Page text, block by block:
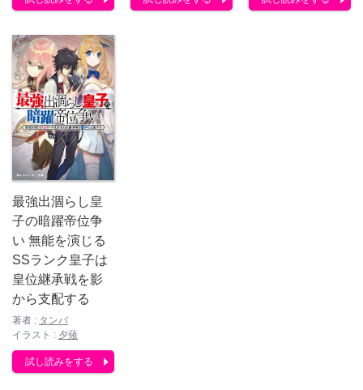
最強出涸らし皇
子の暗躍帝位争
い 無能を演じる
SSランク皇子は
皇位継承戦を影
から支配する
著者 : タンバ
イラスト : 夕薙
試し読みをする